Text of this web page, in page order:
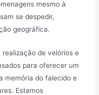
mesmo à
se despedir,
geográfica.
de velórios e
para oferecer um
memória do falecido e
Estamos